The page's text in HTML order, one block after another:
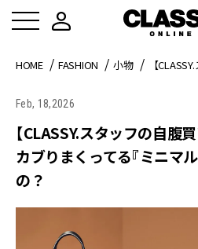
HOME FASHION 小物 【
Feb, 18,2026
【CLASSY.スタッフの自腹
カブりまくってる『ミニマ
の？